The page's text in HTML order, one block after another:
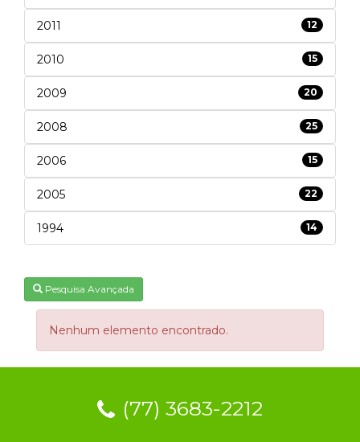
2011 12
2010 15
2009 20
2008 25
2006 15
2005 22
1994 14
Pesquisa Avançada
Nenhum elemento encontrado.
(77) 3683-2212